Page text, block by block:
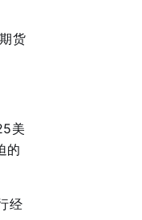
货
美
的
经